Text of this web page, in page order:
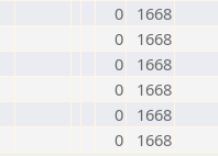
0
1668
0
1668
0
1668
0
1668
0
1668
0 1668